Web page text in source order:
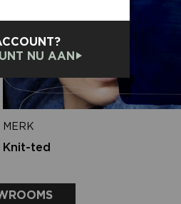
NU AAN
MERK
Knit-ted